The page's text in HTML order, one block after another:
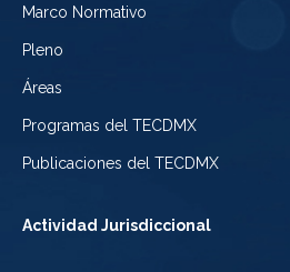
Marco Normativo
Pleno
Áreas
Programas del TECDMX
Publicaciones del TECDMX
Actividad Jurisdiccional